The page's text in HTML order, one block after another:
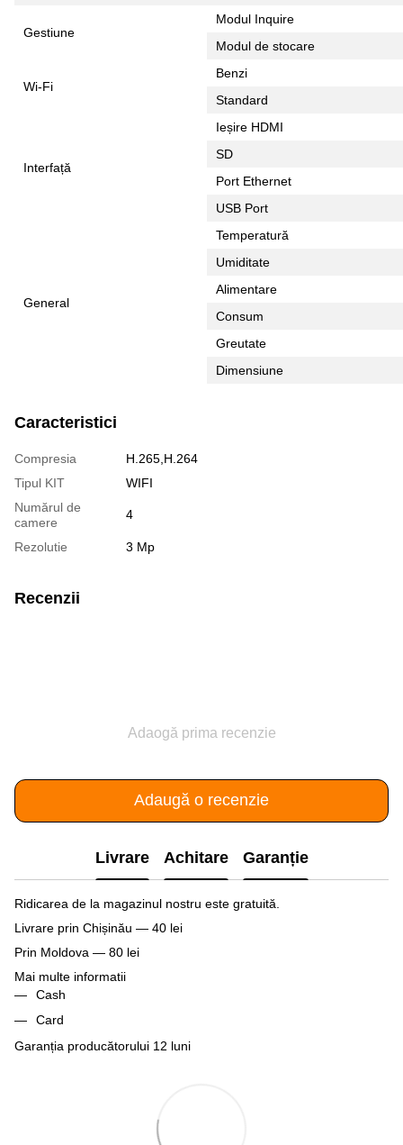
Gestiune
Modul Inquire
Modul de stocare
Wi-Fi
Benzi
Standard
Interfață
Ieșire HDMI
SD
Port Ethernet
USB Port
General
Temperatură
Umiditate
Alimentare
Consum
Greutate
Dimensiune
Caracteristici
Compresia
H.265,H.264
Tipul KIT
WIFI
Numărul de
camere
4
Rezolutie 3 Mp
Recenzii
Adaogă prima recenzie
Adaugă o recenzie
Livrare Achitare Garanție
Ridicarea de la magazinul nostru este gratuită.
Livrare prin Chișinău — 40 lei
Prin Moldova — 80 lei
Mai multe informatii
Cash
Card
Garanția producătorului 12 luni